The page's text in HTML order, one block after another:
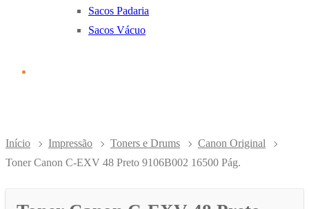
Sacos Padaria
Sacos Vácuo
Início Impressão Toners e Drums
Canon Original
Toner Canon C-EXV 48 Preto 9106B002 16500 Pág.